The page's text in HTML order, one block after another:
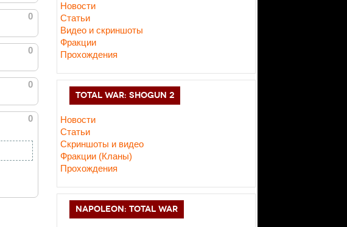
0
0
0
0
Новости
Статьи
Видео и скриншоты
Фракции
Прохождения
TOTAL WAR: SHOGUN 2
Новости
Статьи
Cкриншоты и видео
Фракции (Кланы)
Прохождения
NAPOLEON: TOTAL WAR